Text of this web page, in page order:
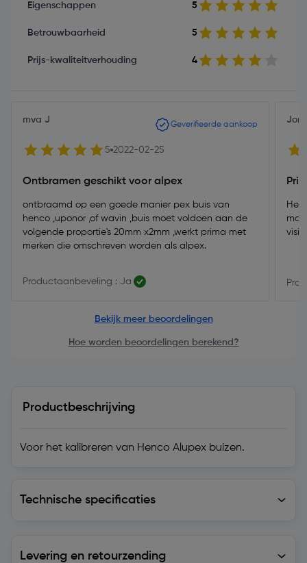
Eigenschappen 5
Betrouwbaarheid 5
Prijs-kwaliteitverhouding 4
mva J Geverifieerde aankoop
5 2022-02-25
Ontbramen geschikt voor alpex
ontbraamd op een goede manier pex buis van
henco ,uponor ,of wavin ,buis moet voldoen aan de
volgende proportie's 20mm x2mm ,werkt prima met
merken die omschreven worden als alpex.
Productaanbeveling : Ja
Bekijk meer beoordelingen
Hoe worden beoordelingen berekend?
Productbeschrijving
Voor het kalibreren van Henco Alupex buizen.
Technische specificaties
Levering en retourzending